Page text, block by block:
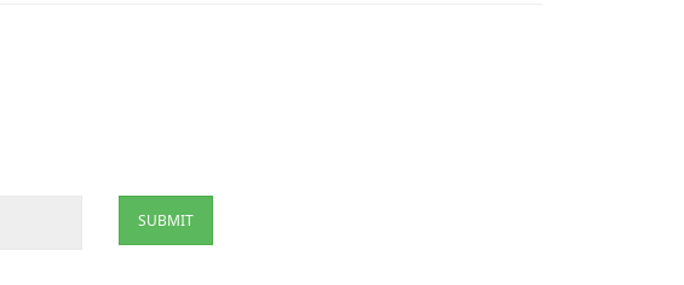
SUBMIT